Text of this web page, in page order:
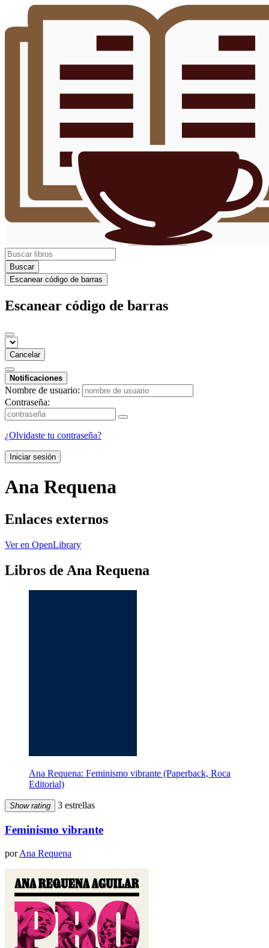
Buscar
Escanear código de barras
Escanear código de barras
Cancelar
Notificaciones
Nombre de usuario:
Contraseña:
¿Olvidaste tu contraseña?
Iniciar sesión
Ana Requena
Enlaces externos
Ver en OpenLibrary
Libros de Ana Requena
Ana Requena: Feminismo vibrante (Paperback, Roca
Editorial)
Show rating 3 estrellas
Feminismo vibrante
porAna Requena